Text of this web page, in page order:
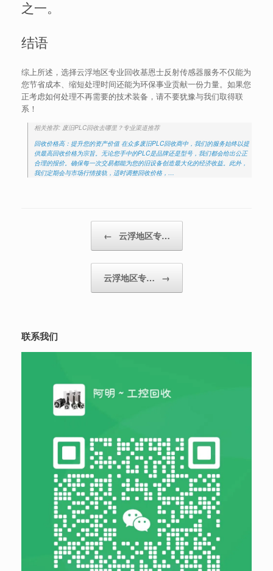
之一。
结语
综上所述，选择云浮地区专业回收基恩士反射传感器服务不仅能为
您节省成本、缩短处理时间还能为环保事业贡献一份力量。如果您
正考虑如何处理不再需要的技术装备，请不要犹豫与我们取得联
系！
相关推荐: 废旧PLC回收去哪里？专业渠道推荐
回收价格高：提升您的资产价值 在众多废旧PLC回收商中，我们的服务始终以提
供最高回收价格为宗旨。无论您手中的PLC是品牌还是型号，我们都会给出公正
合理的报价。确保每一次交易都能为您的旧设备创造最大化的经济收益。此外，
我们定期会与市场行情接轨，适时调整回收价格，…
← 云浮地区专…
云浮地区专… →
联系我们